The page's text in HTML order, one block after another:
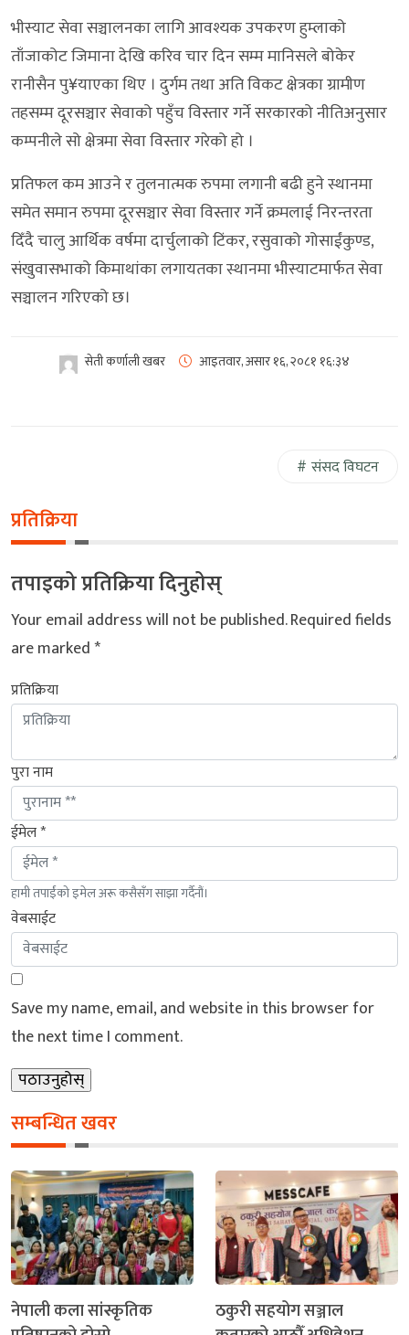
भीस्याट सेवा सञ्चालनका लागि आवश्यक उपकरण हुम्लाको
ताँजाकोट जिमाना देखि करिव चार दिन सम्म मानिसले बोकेर
रानीसैन पु¥याएका थिए । दुर्गम तथा अति विकट क्षेत्रका ग्रामीण
तहसम्म दूरसञ्चार सेवाको पहुँच विस्तार गर्ने सरकारको नीतिअनुसार
कम्पनीले सो क्षेत्रमा सेवा विस्तार गरेको हो ।
प्रतिफल कम आउने र तुलनात्मक रुपमा लगानी बढी हुने स्थानमा
समेत समान रुपमा दूरसञ्चार सेवा विस्तार गर्ने क्रमलाई निरन्तरता
दिँदै चालु आर्थिक वर्षमा दार्चुलाको टिंकर, रसुवाको गोसाईंकुण्ड,
संखुवासभाको किमाथांका लगायतका स्थानमा भीस्याटमार्फत सेवा
सञ्चालन गरिएको छ।
सेती कर्णाली खबर आइतवार, असार १६, २०८१ १६:३४
संसद विघटन
प्रतिक्रिया
तपाइको प्रतिक्रिया दिनुहोस्
Your email address will not be published.Required fields
are marked*
प्रतिक्रिया
पुरा नाम
ईमेल *
हामी तपाईंको इमेल अरू कसैसँग साझा गर्दैनौं।
वेबसाईट
Save my name, email, and website in this browser for
the next time I comment.
सम्बन्धित खवर
नेपाली कला सांस्कृतिक
ठकुरी सहयोग सञ्जाल